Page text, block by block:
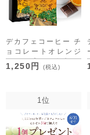
デカフェコーヒー チ
ョコレートオレンジ
ドリップバッグ5包
1,250円 (税込)
1位